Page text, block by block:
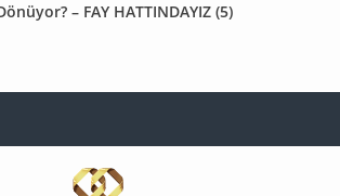
– FAY HATTINDAYIZ (5)